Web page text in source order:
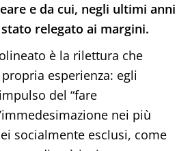
e da cui, negli ultimi anni
relegato ai margini.
è la rilettura che
esperienza: egli
del “fare
nei più
socialmente esclusi, come